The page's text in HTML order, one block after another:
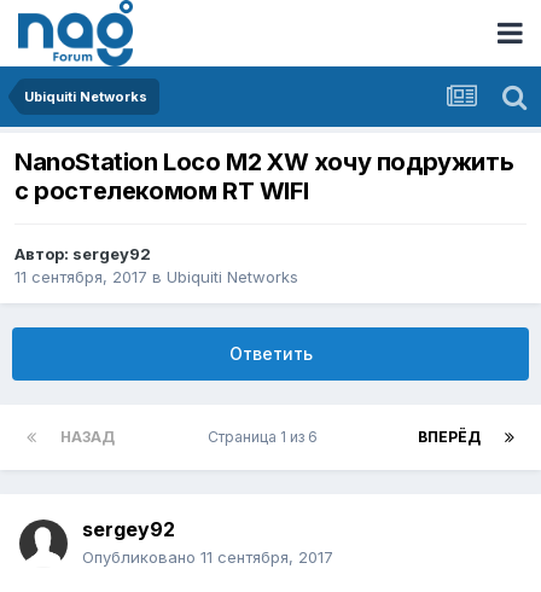
Ubiquiti Networks
NanoStation Loco M2 XW хочу подружить
с ростелекомом RT WIFI
Автор: sergey92
11 сентября, 2017 в Ubiquiti Networks
Ответить
НАЗАД ВПЕРЁД
Страница 1 из 6
sergey92
Опубликовано 11 сентября, 2017